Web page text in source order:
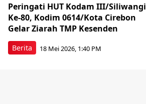
Berita
Peringati HUT Kodam III/Siliwangi
Ke-80, Kodim 0614/Kota Cirebon
Gelar Ziarah TMP Kesenden
18 Mei 2026, 1:40 PM